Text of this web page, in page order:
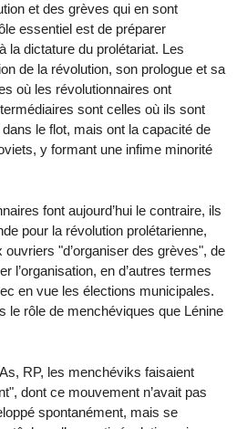
et des grèves qui en sont
essentiel est de préparer
la dictature du prolétariat. Les
de la révolution, son prologue et sa
où les révolutionnaires ont
sont celles où ils sont
le flot, mais ont la capacité de
y formant une infime minorité
font aujourd’hui le contraire, ils
pour la révolution prolétarienne,
ouvriers "d’organiser des grèves", de
l’organisation, en d’autres termes
en vue les élections municipales.
le rôle de menchéviques que Lénine
RP, les menchéviks faisaient
dont ce mouvement n’avait pas
spontanément, mais se